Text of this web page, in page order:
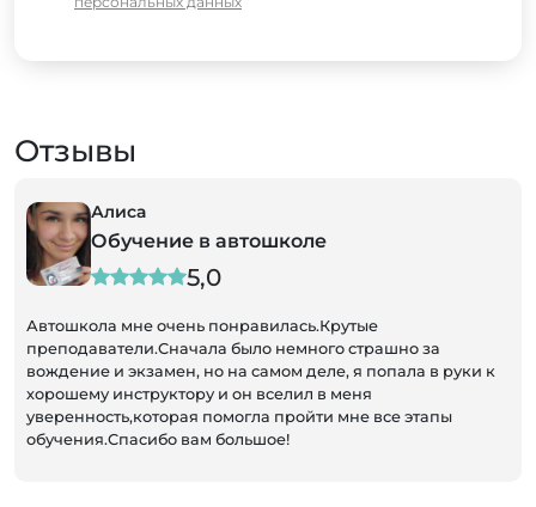
Отзывы
Алиса
Обучение в автошколе
5,0
Автошкола мне очень понравилась.Крутые
преподаватели.Сначала было немного страшно за
вождение и экзамен, но на самом деле, я попала в руки к
хорошему инструктору и он вселил в меня
уверенность,которая помогла пройти мне все этапы
обучения.Спасибо вам большое!